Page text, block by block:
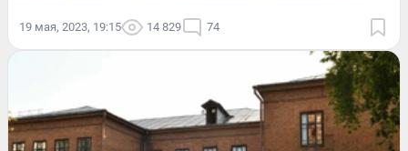
19 мая, 2023, 19:15 14 829 74